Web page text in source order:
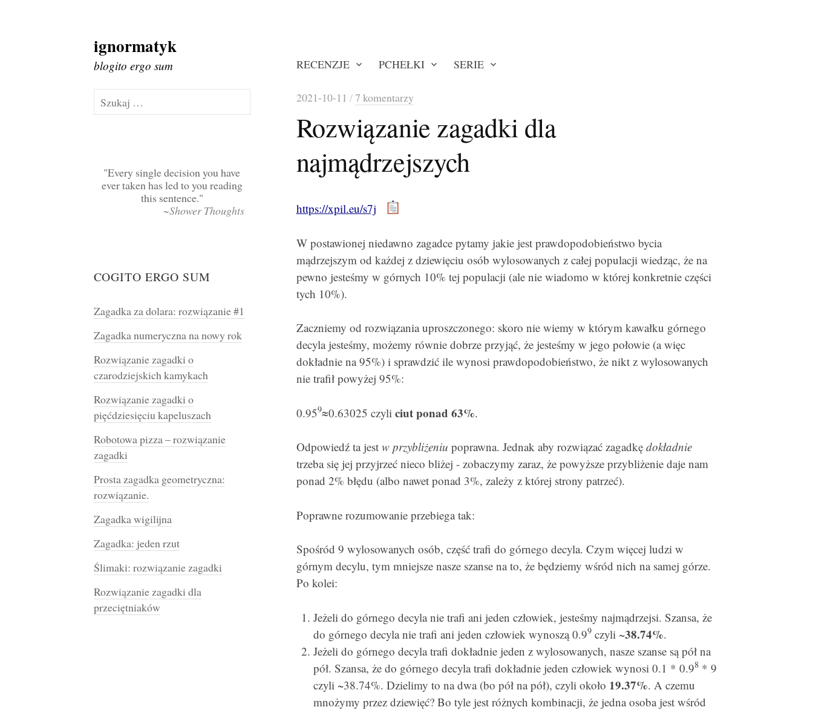
Skip
to
content
ignormatyk
blogito ergo sum RECENZJE PCHEŁKI SERIE
2021-10-11 /7 komentarzy
Rozwiązanie zagadki dla
najmądrzejszych
https://xpil.eu/s7j
W postawionej niedawno zagadce pytamy jakie jest prawdopodobieństwo bycia
mądrzejszym od każdej z dziewięciu osób wylosowanych z całej populacji wiedząc, że na
pewno jesteśmy w górnych 10% tej populacji (ale nie wiadomo w której konkretnie części
tych 10%).
Zaczniemy od rozwiązania uproszczonego: skoro nie wiemy w którym kawałku górnego
decyla jesteśmy, możemy równie dobrze przyjąć, że jesteśmy w jego połowie (a więc
dokładnie na 95%) i sprawdzić ile wynosi prawdopodobieństwo, że nikt z wylosowanych
nie trafił powyżej 95%:
0.959≈0.63025 czyli ciut ponad 63%.
Odpowiedź ta jest w przybliżeniu poprawna. Jednak aby rozwiązać zagadkę dokładnie
trzeba się jej przyjrzeć nieco bliżej - zobaczymy zaraz, że powyższe przybliżenie daje nam
ponad 2% błędu (albo nawet ponad 3%, zależy z której strony patrzeć).
Poprawne rozumowanie przebiega tak:
Spośród 9 wylosowanych osób, część trafi do górnego decyla. Czym więcej ludzi w
górnym decylu, tym mniejsze nasze szanse na to, że będziemy wśród nich na samej górze.
Po kolei:
Jeżeli do górnego decyla nie trafi ani jeden człowiek, jesteśmy najmądrzejsi. Szansa, że
do górnego decyla nie trafi ani jeden człowiek wynoszą 0.99 czyli ~38.74%.
Jeżeli do górnego decyla trafi dokładnie jeden z wylosowanych, nasze szanse są pół na
pół. Szansa, że do górnego decyla trafi dokładnie jeden człowiek wynosi 0.1 * 0.98 * 9
czyli ~38.74%. Dzielimy to na dwa (bo pół na pół), czyli około 19.37%. A czemu
mnożymy przez dziewięć? Bo tyle jest różnych kombinacji, że jedna osoba jest wśród
Szukaj:
Every single decision you have
ever taken has led to you reading
this sentence.
~Shower Thoughts
COGITO ERGO SUM
Zagadka za dolara: rozwiązanie #1
Zagadka numeryczna na nowy rok
Rozwiązanie zagadki o
czarodziejskich kamykach
Rozwiązanie zagadki o
pięćdziesięciu kapeluszach
Robotowa pizza – rozwiązanie
zagadki
Prosta zagadka geometryczna:
rozwiązanie.
Zagadka wigilijna
Zagadka: jeden rzut
Ślimaki: rozwiązanie zagadki
Rozwiązanie zagadki dla
przeciętniaków